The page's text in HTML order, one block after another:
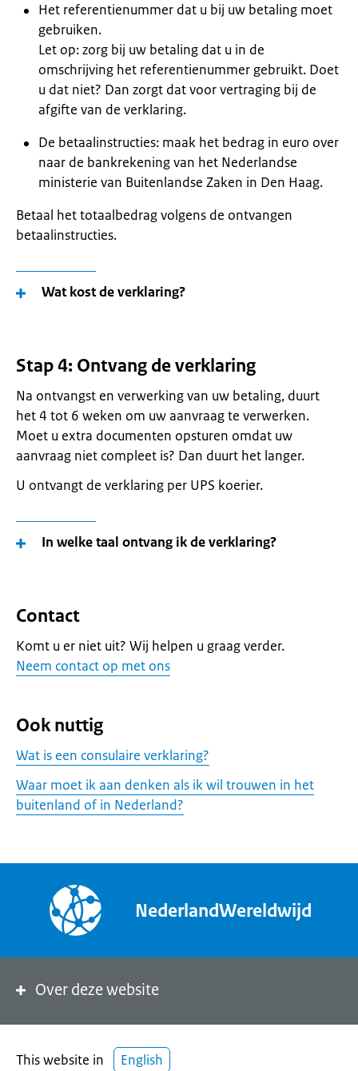
Het referentienummer dat u bij uw betaling moet
gebruiken.
Let op: zorg bij uw betaling dat u in de
omschrijving het referentienummer gebruikt. Doet
u dat niet? Dan zorgt dat voor vertraging bij de
afgifte van de verklaring.
De betaalinstructies: maak het bedrag in euro over
naar de bankrekening van het Nederlandse
ministerie van Buitenlandse Zaken in Den Haag.
Betaal het totaalbedrag volgens de ontvangen
betaalinstructies.
Wat kost de verklaring?
Stap 4: Ontvang de verklaring
Na ontvangst en verwerking van uw betaling, duurt
het 4 tot 6 weken om uw aanvraag te verwerken.
Moet u extra documenten opsturen omdat uw
aanvraag niet compleet is? Dan duurt het langer.
U ontvangt de verklaring per UPS koerier.
In welke taal ontvang ik de verklaring?
Contact
Komt u er niet uit? Wij helpen u graag verder.
Neem contact op met ons
Ook nuttig
Wat is een consulaire verklaring?
Waar moet ik aan denken als ik wil trouwen in het
buitenland of in Nederland?
NederlandWereldwijd
Over deze website
This website in English